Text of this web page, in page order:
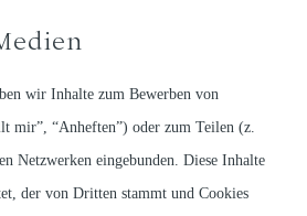
wir Inhalte zum Bewerben von
mir”, “Anheften”) oder zum Teilen (z.
Netzwerken eingebunden. Diese Inhalte
der von Dritten stammt und Cookies